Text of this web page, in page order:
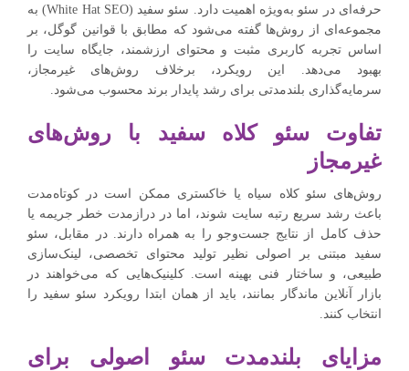
حرفه‌ای در سئو به‌ویژه اهمیت دارد. سئو سفید (White Hat SEO) به
مجموعه‌ای از روش‌ها گفته می‌شود که مطابق با قوانین گوگل، بر
اساس تجربه کاربری مثبت و محتوای ارزشمند، جایگاه سایت را
بهبود می‌دهد. این رویکرد، برخلاف روش‌های غیرمجاز،
سرمایه‌گذاری بلندمدتی برای رشد پایدار برند محسوب می‌شود.
تفاوت سئو کلاه سفید با روش‌های
غیرمجاز
روش‌های سئو کلاه سیاه یا خاکستری ممکن است در کوتاه‌مدت
باعث رشد سریع رتبه سایت شوند، اما در درازمدت خطر جریمه یا
حذف کامل از نتایج جست‌وجو را به همراه دارند. در مقابل، سئو
سفید مبتنی بر اصولی نظیر تولید محتوای تخصصی، لینک‌سازی
طبیعی، و ساختار فنی بهینه است. کلینیک‌هایی که می‌خواهند در
بازار آنلاین ماندگار بمانند، باید از همان ابتدا رویکرد سئو سفید را
انتخاب کنند.
مزایای بلندمدت سئو اصولی برای